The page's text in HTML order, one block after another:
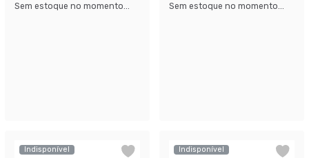
Sem estoque no momento... Sem estoque no momento...
Indisponível Indisponível